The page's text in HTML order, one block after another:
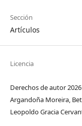
Sección
Artículos
Licencia
Derechos de autor
Argandoña Moreira,
Leopoldo Gracia